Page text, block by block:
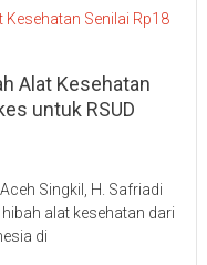
Alat Kesehatan
untuk RSUD
Singkil, H. Safriadi
alat kesehatan dari
di